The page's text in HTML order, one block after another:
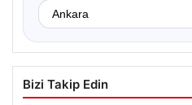
Bizi Takip Edin